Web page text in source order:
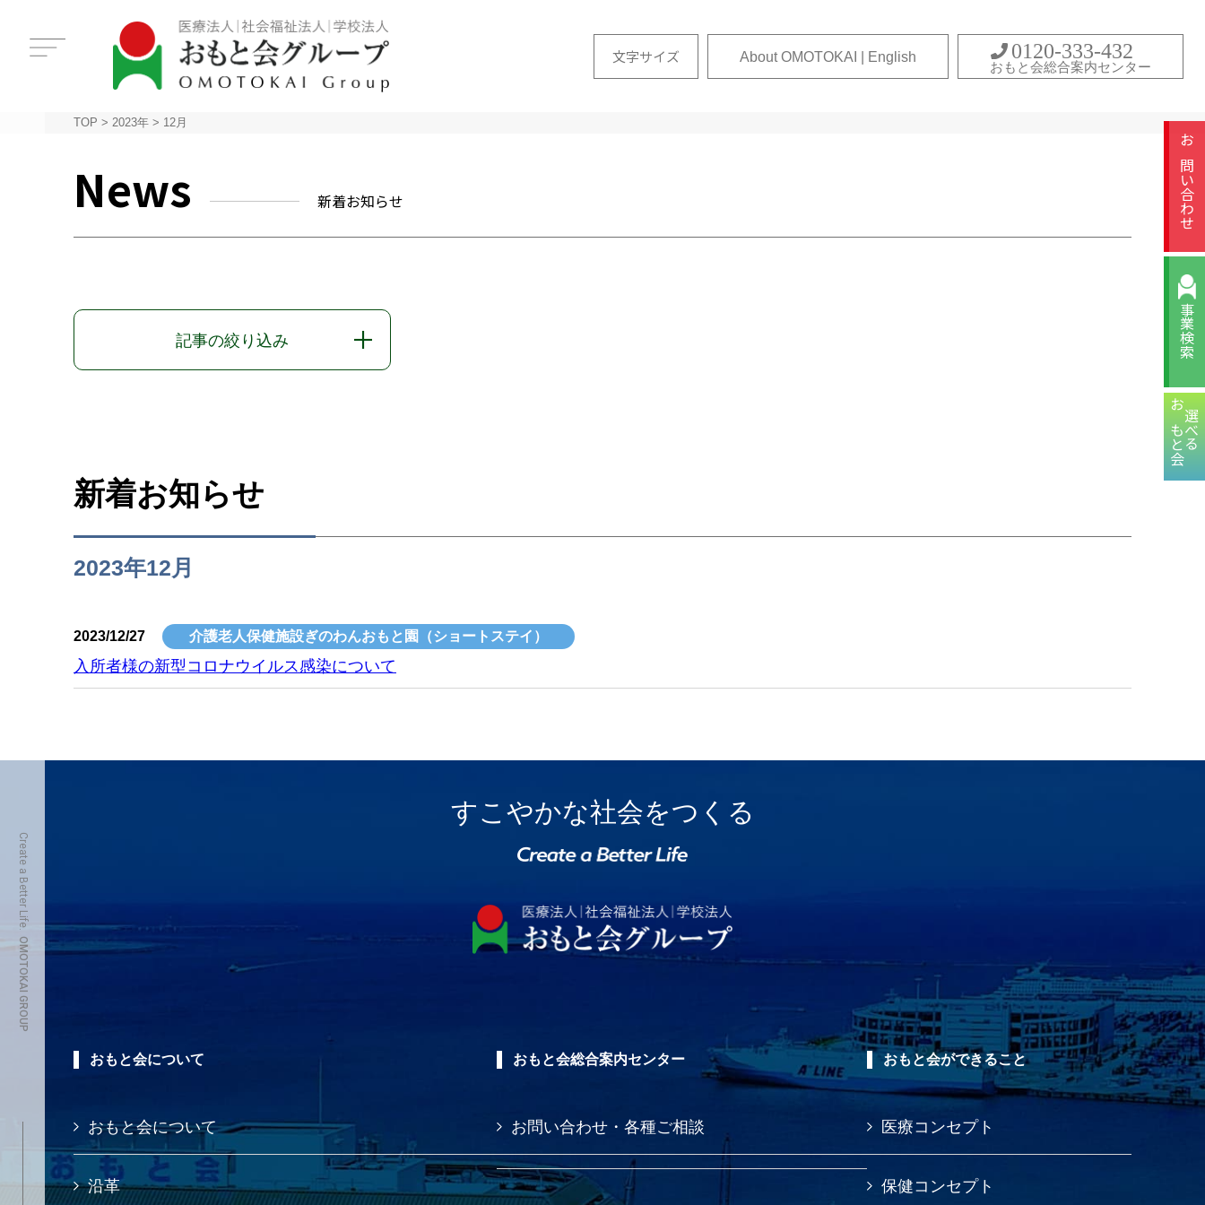
Create a Better Life.
OMOTOKAI GROUP
文字サイズ About OMOTOKAI | English 0120-333-432
おもと会総合案内センター
お問い合わせ
事業検索
選べる
おもと会
TOP > 2023年 > 12月
News 新着お知らせ
記事の絞り込み
新着お知らせ
2023年12月
2023/12/27 介護老人保健施設ぎのわんおもと園（ショートステイ）
入所者様の新型コロナウイルス感染について
すこやかな社会をつくる
おもと会について
おもと会について
沿革
おもと会総合案内センター
お問い合わせ・各種ご相談
おもと会ができること
医療コンセプト
保健コンセプト